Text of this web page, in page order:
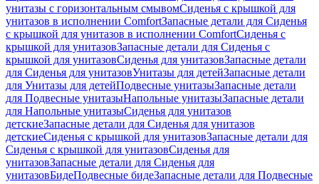
унитазы с горизонтальным смывомСиденья с крышкой для
унитазов в исполнении ComfortЗапасные детали для Сиденья
с крышкой для унитазов в исполнении ComfortСиденья с
крышкой для унитазовЗапасные детали для Сиденья с
крышкой для унитазовСиденья для унитазовЗапасные детали
для Сиденья для унитазовУнитазы для детейЗапасные детали
для Унитазы для детейПодвесные унитазыЗапасные детали
для Подвесные унитазыНапольные унитазыЗапасные детали
для Напольные унитазыСиденья для унитазов
детскиеЗапасные детали для Сиденья для унитазов
детскиеСиденья с крышкой для унитазовЗапасные детали для
Сиденья с крышкой для унитазовСиденья для
унитазовЗапасные детали для Сиденья для
унитазовБидеПодвесные бидеЗапасные детали для Подвесные